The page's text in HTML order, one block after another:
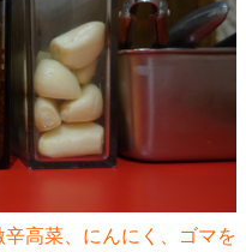
高菜、にんにく、ゴマを